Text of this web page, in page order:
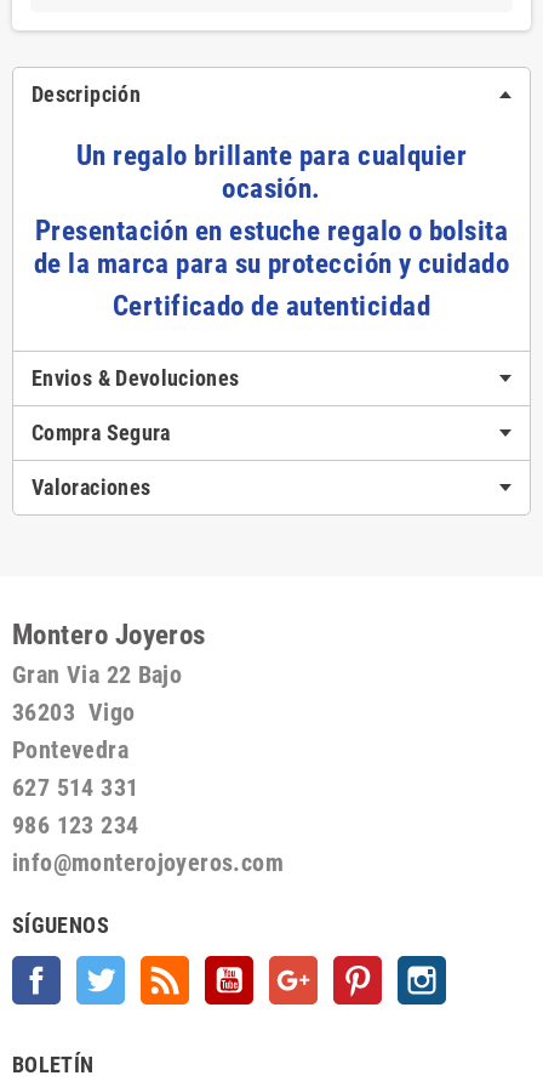
Descripción
Un regalo brillante para cualquier
ocasión.
Presentación en estuche regalo o bolsita
de la marca para su protección y cuidado
Certificado de autenticidad
Envios & Devoluciones
Compra Segura
Valoraciones
Montero Joyeros
Gran Via 22 Bajo
36203 Vigo
Pontevedra
627 514 331
986 123 234
info@monterojoyeros.com
SÍGUENOS
Facebook Twitter YouTube Google + Pinterest
BOLETÍN